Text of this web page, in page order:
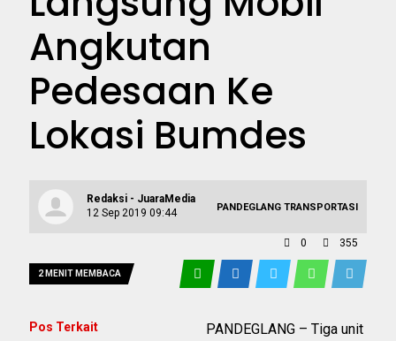
Angkutan
Pedesaan Ke
Lokasi Bumdes
Redaksi - JuaraMedia
12 Sep 2019 09:44
PANDEGLANG TRANSPORTASI
0 355
2 MENIT MEMBACA
PANDEGLANG – Tiga unit
Pos Terkait